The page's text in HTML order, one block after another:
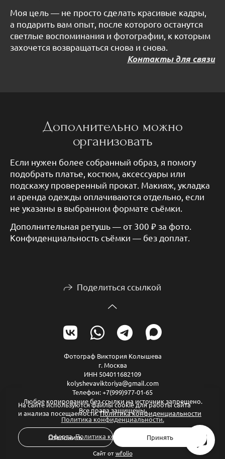
Моя цель — не просто сделать красивые кадры,
а подарить вам опыт, после которого останутся
светлые воспоминания и фотографии, к которым
захочется возвращаться снова и снова.
Контакты для связи
Дополнительно можно
организовать
Если нужен более собранный образ, я помогу
подобрать платье, костюм, аксессуары или
подскажу проверенный прокат. Макияж, укладка
и аренда одежды оплачиваются отдельно, если
не указаны в выбранном формате съёмки.
Дополнительная ретушь — от 300 ₽ за фото.
Конфиденциальность съёмки — без доплат.
Поделиться ссылкой
Фотограф Виктория Колышева
г. Москва
ИНН 504011682109
kolyshevaviktoriya@gmail.com
Телефон: +7(999)977-01-65
Любое копирование без ссылки на источник запрещено.
Все права защищены.
Политика конфиденциальности.
Оферта,Политика конфиденциальности
Сайт отwfolio
На сайте используются файлы cookie для работы сайта
и анализа посещаемости.Политика конфиденциальности
Отклонить Принять